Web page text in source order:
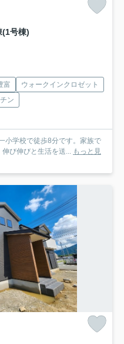
(1号棟)
富
ウォークインクロゼット
ン
小学校で徒歩8分です。家族で
び伸びと生活を送...
もっと見